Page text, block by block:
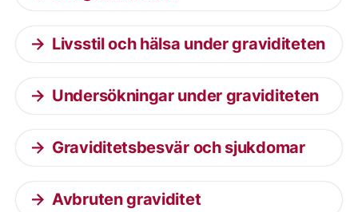
Livsstil och hälsa under graviditeten
Undersökningar under graviditeten
Graviditetsbesvär och sjukdomar
Avbruten graviditet